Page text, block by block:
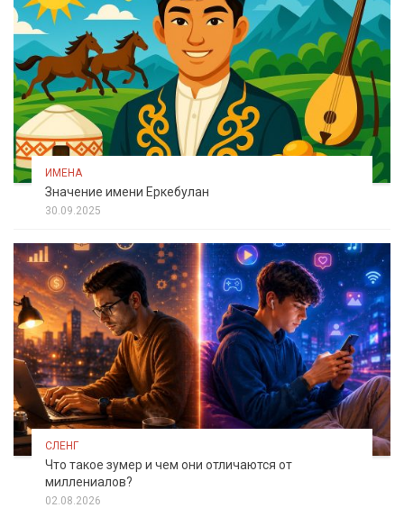
ИМЕНА
Значение имени Еркебулан
30.09.2025
СЛЕНГ
Что такое зумер и чем они отличаются от
миллениалов?
02.08.2026